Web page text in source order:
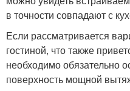
в точности совпадают с
Если рассматривается
гостиной, что также
необходимо обязательно
поверхность мощной